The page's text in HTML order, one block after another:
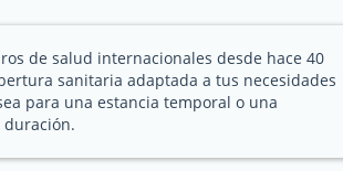
de salud internacionales desde hace 40
sanitaria adaptada a tus necesidades
para una estancia temporal o una